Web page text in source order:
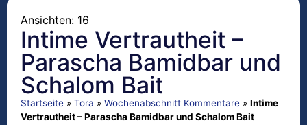
Ansichten: 16
Intime Vertrautheit –
Parascha Bamidbar und
Schalom Bait
Startseite » Tora » Wochenabschnitt Kommentare » Intime
Vertrautheit – Parascha Bamidbar und Schalom Bait